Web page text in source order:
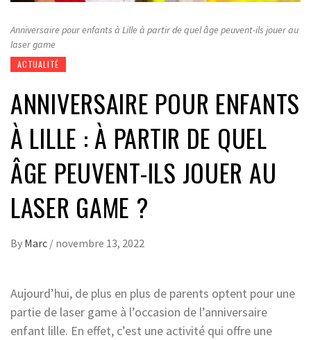
Anniversaire pour enfants à Lille à partir de quel âge peuvent-ils jouer au
laser game
ACTUALITÉ
ANNIVERSAIRE POUR ENFANTS
À LILLE : À PARTIR DE QUEL
ÂGE PEUVENT-ILS JOUER AU
LASER GAME ?
By Marc / novembre 13, 2022
Aujourd’hui, de plus en plus de parents optent pour une
partie de laser game à l’occasion de l’anniversaire
enfant lille. En effet, c’est une activité qui offre une